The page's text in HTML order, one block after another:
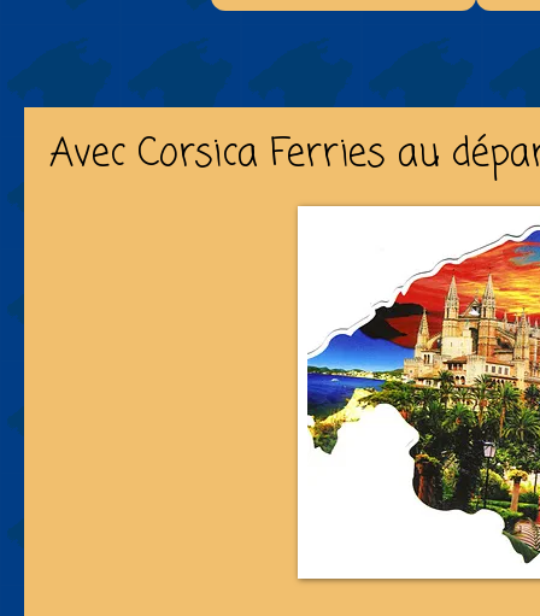
Avec Corsica Ferries au